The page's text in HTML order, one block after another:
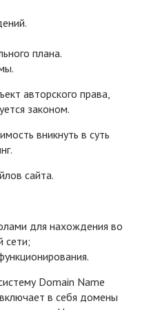
плана.
авторского права,
законом.
вникнуть в суть
сайта.
для нахождения во
сети;
Domain Name
в себя домены